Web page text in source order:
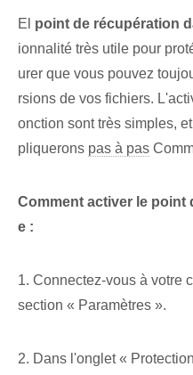
El ⁢point de récupération
ionnalité très utile pour
urer que vous pouvez
rsions de vos fichiers.
onction sont très simples,
pliquerons pas à pas
Comment activer le point
e :
1. Connectez-vous à votre
section « Paramètres ».
2. Dans l'onglet «